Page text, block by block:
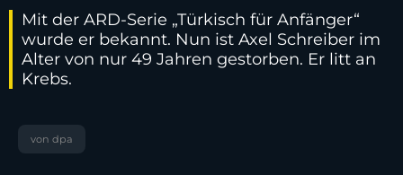
Mit der ARD-Serie „Türkisch für Anfänger“
wurde er bekannt. Nun ist Axel Schreiber im
Alter von nur 49 Jahren gestorben. Er litt an
Krebs.
von dpa